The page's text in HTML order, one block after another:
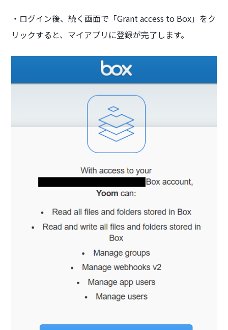
・ログイン後、続く画面で「Grant access to Box」をク
リックすると、マイアプリに登録が完了します。